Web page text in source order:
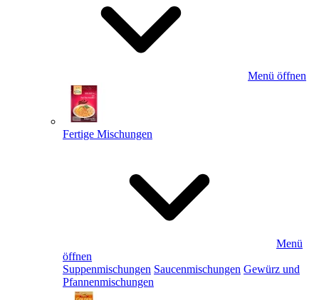
Menü öffnen
Fertige Mischungen
Menü
öffnen
Suppenmischungen Saucenmischungen Gewürz und
Pfannenmischungen